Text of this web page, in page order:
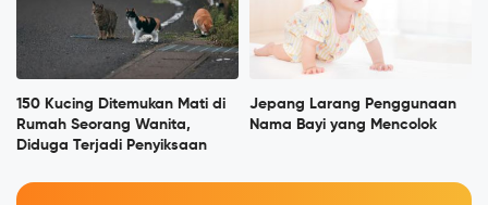
150 Kucing Ditemukan Mati di
Rumah Seorang Wanita,
Diduga Terjadi Penyiksaan
Jepang Larang Penggunaan
Nama Bayi yang Mencolok